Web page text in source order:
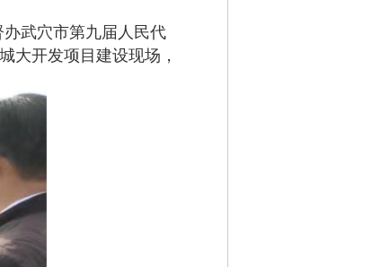
武穴市第九届人民代
大开发项目建设现场，